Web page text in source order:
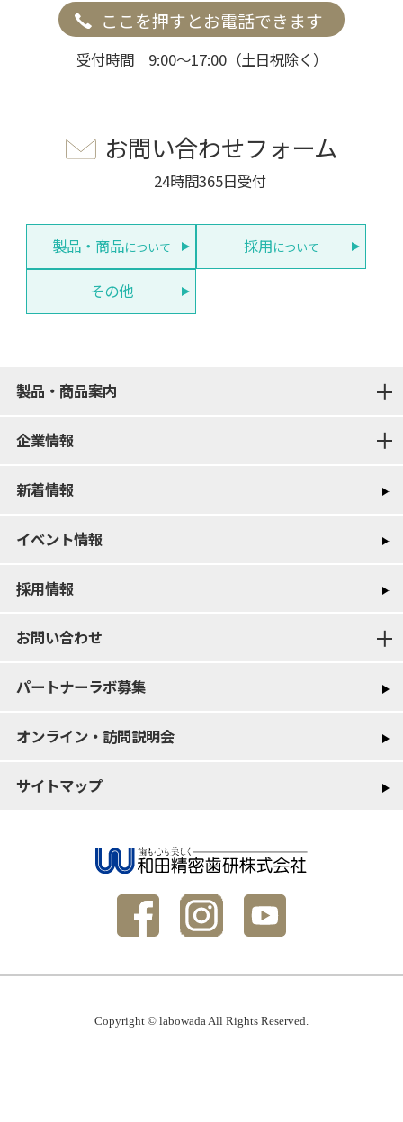
ここを押すとお電話できます
受付時間 9:00～17:00（土日祝除く）
お問い合わせフォーム
24時間365日受付
製品・商品について 採用について
その他
製品・商品案内
企業情報
新着情報
イベント情報
採用情報
お問い合わせ
パートナーラボ募集
オンライン・訪問説明会
サイトマップ
Copyright © labowada All Rights Reserved.